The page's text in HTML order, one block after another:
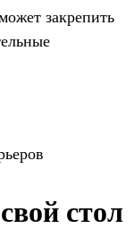
закрепить
стол